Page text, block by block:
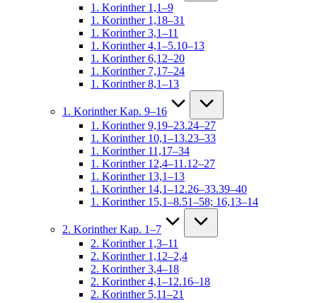
1. Korinther 1,1–9
1. Korinther 1,18–31
1. Korinther 3,1–11
1. Korinther 4,1–5.10–13
1. Korinther 6,12–20
1. Korinther 7,17–24
1. Korinther 8,1–13
1. Korinther Kap. 9–16
1. Korinther 9,19–23.24–27
1. Korinther 10,1–13.23–33
1. Korinther 11,17–34
1. Korinther 12,4–11.12–27
1. Korinther 13,1–13
1. Korinther 14,1–12.26–33.39–40
1. Korinther 15,1–8.51–58; 16,13–14
2. Korinther Kap. 1–7
2. Korinther 1,3–11
2. Korinther 1,12–2,4
2. Korinther 3,4–18
2. Korinther 4,1–12.16–18
2. Korinther 5,11–21